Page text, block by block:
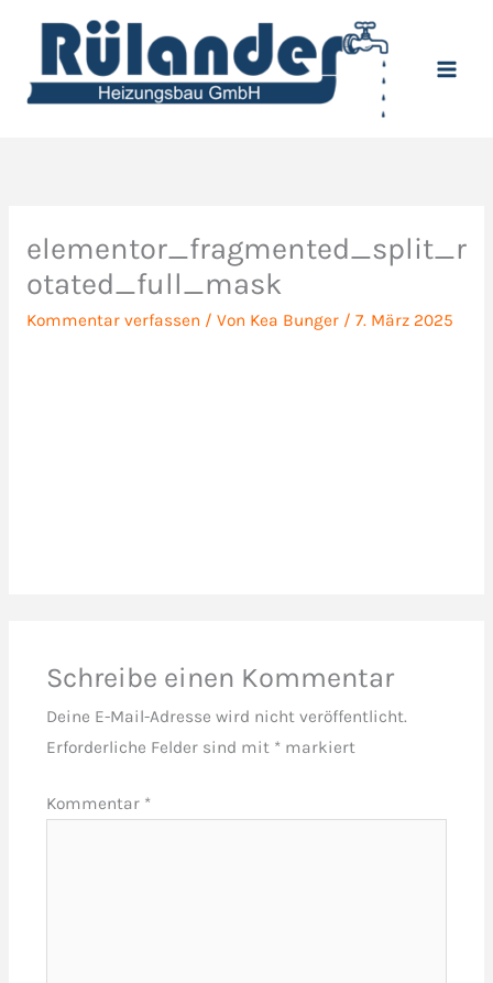
springen
elementor_fragmented_split_r
otated_full_mask
Kommentar verfassen / Von Kea Bunger / 7. März 2025
Schreibe einen Kommentar
Deine E-Mail-Adresse wird nicht veröffentlicht.
Erforderliche Felder sind mit *markiert
Kommentar *